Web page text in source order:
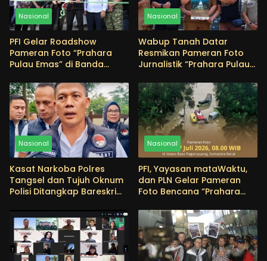
Nasional
PFI Gelar Roadshow
Pameran Foto “Prahara
Pulau Emas” di Banda
Mitigasi Bencana
Nasional
Wabup Tanah Datar
Resmikan Pameran Foto
Jurnalistik “Prahara Pulau
tentang Pentingnya
Menjaga Alam
Nasional
Kasat Narkoba Polres
Tangsel dan Tujuh Oknum
Polisi Ditangkap Bareskrim
Penyalahgunaan Narkoba
Nasional
PFI, Yayasan mataWaktu,
dan PLN Gelar Pameran
Foto Bencana “Prahara
Pagaruyuang